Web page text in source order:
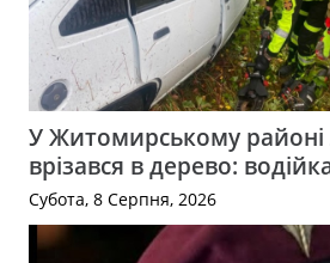
У Житомирському районі
врізався в дерево:
Субота, 8 Серпня, 2026